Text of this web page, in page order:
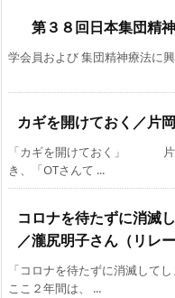
第３８回日本集団精
学会員および 集団精神療法に
カギを開けておく／片
「カギを開けておく」 片
き、「OTさんて ...
コロナを待たずに消滅
／瀧尻明子さん（リレ
「コロナを待たずに消滅して
ここ２年間は、 ...